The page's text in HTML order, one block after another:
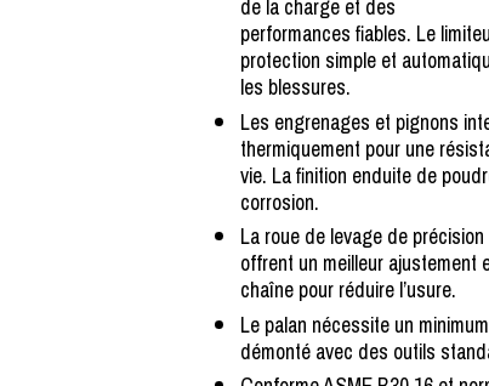
de la charge et des
performances fiables. Le
protection simple et
les blessures.
Les engrenages et pignons
thermiquement pour une
vie. La finition enduite de
corrosion.
La roue de levage de
offrent un meilleur ajustement
chaîne pour réduire l’usure.
Le palan nécessite un
démonté avec des outils